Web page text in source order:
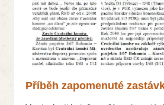
Příběh zapomenuté